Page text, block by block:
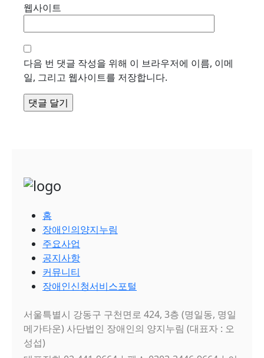
웹사이트
다음 번 댓글 작성을 위해 이 브라우저에 이름, 이메
일, 그리고 웹사이트를 저장합니다.
홈
장애인의양지누림
주요사업
공지사항
커뮤니티
장애인신청서비스포털
서울특별시 강동구 구천면로 424, 3층 (명일동, 명일
메가타운) 사단법인 장애인의 양지누림 (대표자 : 오
성섭)